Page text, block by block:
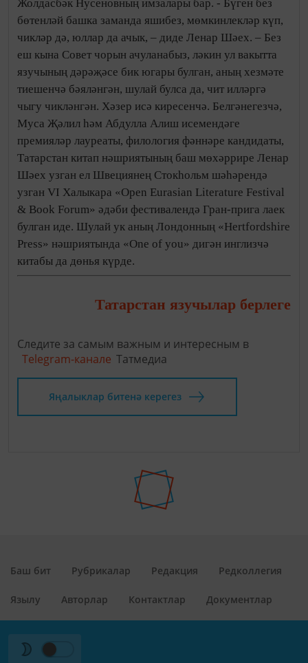
Жолдасбәк Нусеновның имзалары бар. - Бүген без
бөтенләй башка заманда яшибез, мөмкинлекләр күп,
чикләр дә, юллар да ачык, – диде Ленар Шәех. – Без
еш кына Совет чорын ачуланабыз, ләкин ул вакытта
язучының дәрәҗәсе бик югары булган, аның хезмәте
тиешенчә бәяләнгән, шулай булса да, чит илләргә
чыгу чикләнгән. Хәзер исә киресенчә. Белгәнегезчә,
Муса Җәлил һәм Абдулла Алиш исемендәге
премияләр лауреаты, филология фәннәре кандидаты,
Татарстан китап нәшриятының баш мөхәррире Ленар
Шәех узган ел Швециянең Стокһольм шәһәрендә
узган VI Халыкара «Open Eurasian Literature Festival
& Book Forum» әдәби фестивалендә Гран-прига лаек
булган иде. Шулай ук аның Лондонның «Hertfordshire
Press» нәшриятында «One of you» дигән инглизчә
китабы да дөнья күрде.
Татарстан язучылар берлеге
Следите за самым важным и интересным в
Telegram-канале Татмедиа
Яңалыклар битенә керегез
Баш бит Рубрикалар Редакция Редколлегия
Язылу Авторлар Контактлар Документлар